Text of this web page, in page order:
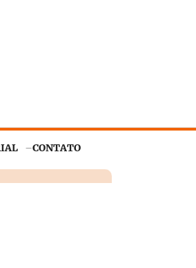
CONTATO